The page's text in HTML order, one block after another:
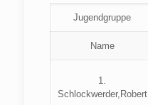
Jugendgruppe
Name
1.
Schlockwerder,Robert